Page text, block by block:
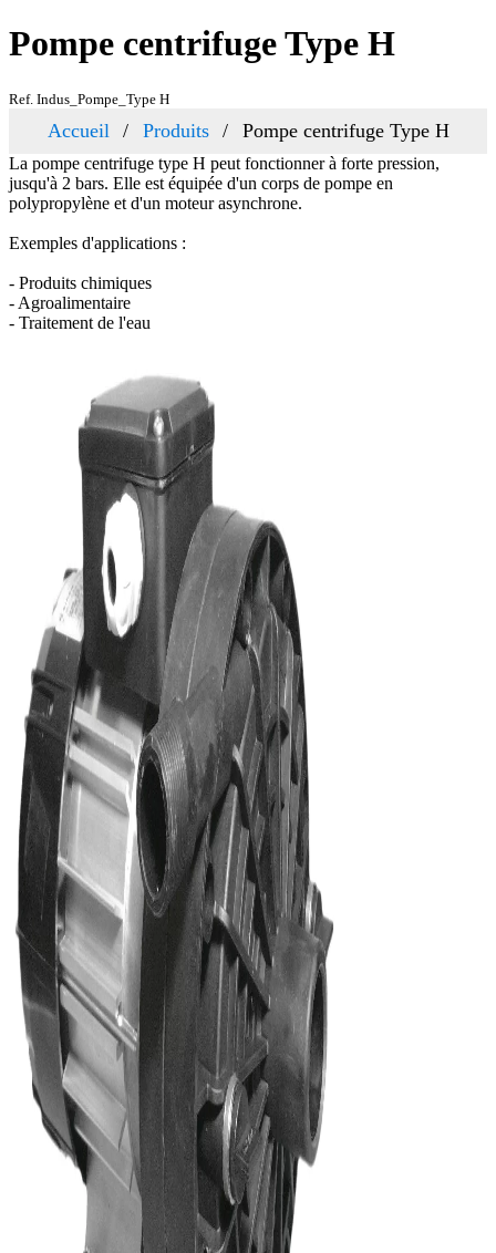
Pompe centrifuge Type H
Ref. Indus_Pompe_Type H
Accueil Produits Pompe centrifuge Type H
La pompe centrifuge type H peut fonctionner à forte pression,
jusqu'à 2 bars. Elle est équipée d'un corps de pompe en
polypropylène et d'un moteur asynchrone.
Exemples d'applications :
- Produits chimiques
- Agroalimentaire
- Traitement de l'eau